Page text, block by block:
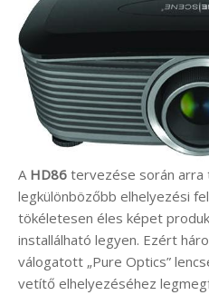
A HD86 tervezése során arra
legkülönbözőbb elhelyezési
tökéletesen éles képet
installálható legyen. Ezért
válogatott „Pure Optics”
vetítő elhelyezéséhez